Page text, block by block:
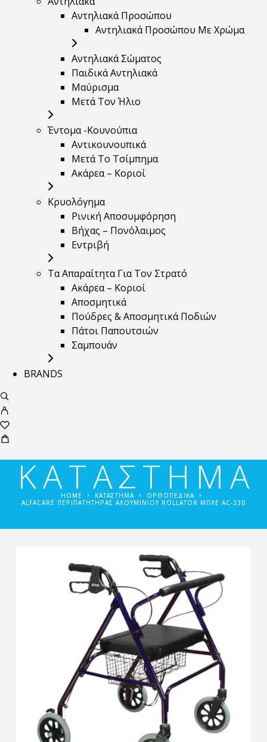
Αντηλιακά Προσώπου
Αντηλιακά Προσώπου Με Χρώμα
Αντηλιακά Σώματος
Παιδικά Αντηλιακά
Μαύρισμα
Mετά Τον Ήλιο
Έντομα -Κουνούπια
Αντικουνουπικά
Μετά Το Τσίμπημα
Ακάρεα – Κοριοί
Κρυολόγημα
Ρινική Αποσυμφόρηση
Βήχας – Πονόλαιμος
Εντριβή
Τα Απαραίτητα Για Τον Στρατό
Ακάρεα – Κοριοί
Αποσμητικά
Πούδρες & Αποσμητικά Ποδιών
Πάτοι Παπουτσιών
Σαμπουάν
BRANDS
ΚΑΤΑΣΤΗΜΑ
HOME ΚΑΤΑΣΤΗΜΑ
ΟΡΘΟΠΕΔΙΚΆ
ALFACARE ΠΕΡΙΠΑΤΗΤΗΡΑΣ ΑΛΟΥΜΙΝΙΟΥ ROLLATOR ΜΠΛΕ AC-330